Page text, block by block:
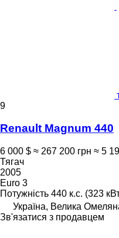
9
Renault Magnum 440
6 000 $ ≈ 267 200 грн ≈ 5
Тягач
2005
Euro 3
Потужність 440 к.с. (323
Україна, Велика
Зв'язатися з продавцем